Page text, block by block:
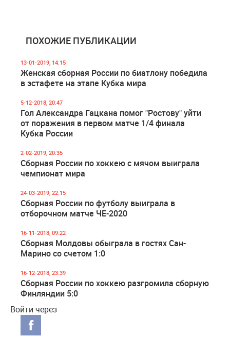
ПОХОЖИЕ ПУБЛИКАЦИИ
13-01-2019, 14:15
Женская сборная России по биатлону победила
в эстафете на этапе Кубка мира
5-12-2018, 20:47
Гол Александра Гацкана помог "Ростову" уйти
от поражения в первом матче 1/4 финала
Кубка России
2-02-2019, 20:35
Сборная России по хоккею с мячом выиграла
чемпионат мира
24-03-2019, 22:15
Сборная России по футболу выиграла в
отборочном матче ЧЕ-2020
16-11-2018, 09:22
Сборная Молдовы обыграла в гостях Сан-
Марино со счетом 1:0
16-12-2018, 23:39
Сборная России по хоккею разгромила сборную
Финляндии 5:0
Войти через